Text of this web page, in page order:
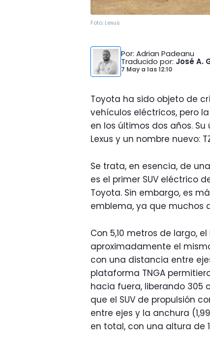
Foto: Lexus
Por: Adrian Padeanu
Traducido por: José A.
7 May a las12:10
Toyota ha sido objeto de
vehículos eléctricos, pero
en los últimos dos años.
Lexus y un nombre nuevo:
Se trata, en esencia, de
es el primer SUV eléctrico
Toyota. Sin embargo, es
emblema, ya que muchos
Con 5,10 metros de largo,
aproximadamente el
con una distancia entre
plataforma TNGA
hacia fuera, liberando 305
que el SUV de propulsión
entre ejes y la anchura
en total, con una altura de